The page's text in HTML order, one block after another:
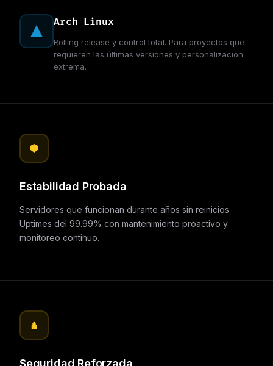
Arch Linux
Rolling release y control total. Para proyectos que
requieren las últimas versiones y personalización
extrema.
Estabilidad Probada
Servidores que funcionan durante años sin reinicios.
Uptimes del 99.99% con mantenimiento proactivo y
monitoreo continuo.
Seguridad Reforzada